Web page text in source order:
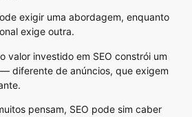
exigir uma abordagem, enquanto
exige outra.
valor investido em SEO constrói um
diferente de anúncios, que exigem
pensam, SEO pode sim caber